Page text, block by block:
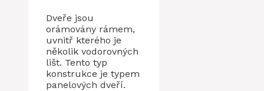
Dveře jsou
orámovány rámem,
uvnitř kterého je
několik vodorovných
lišt. Tento typ
konstrukce je typem
panelových dveří.